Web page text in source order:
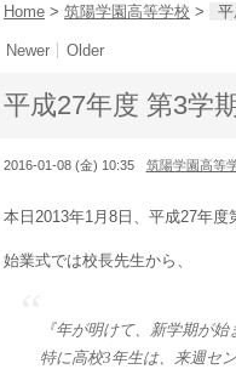
Home > 筑陽学園高等学校 >
Newer Older
平成27年度 第3学
2016-01-08 (金) 10:35 筑陽学園高等
本日2013年1月8日、平成27年度
始業式では校長先生から、
『年が明けて、新学期が始
特に高校3年生は、来週セ